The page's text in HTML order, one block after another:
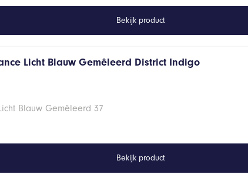
Bekijk product
Licht Blauw Gemêleerd District Indigo
Blauw Gemêleerd 37
Bekijk product